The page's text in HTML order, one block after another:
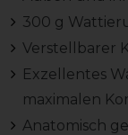
300 g
Verstellbarer
Exzellentes
maximalen
Anatomisch